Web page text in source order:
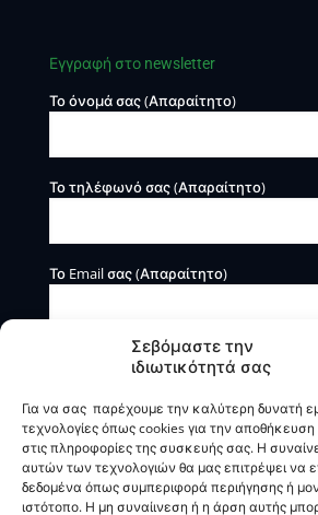
Σεβόμαστε την
ιδιωτικότητά σας
Για να σας παρέχουμε την καλύτερη δυνατή
τεχνολογίες όπως cookies για την
στις πληροφορίες της συσκευής σας. Η
αυτών των τεχνολογιών θα μας επιτρέψει να
δεδομένα όπως συμπεριφορά περιήγησης ή
ιστότοπο. Η μη συναίινεση ή η άρση αυτής
Εγγραφή στο newsletter
Το όνομά σας (Απαραίτητο)
Το τηλέφωνό σας (Απαραίτητο)
Το Email σας (Απαραίτητο)
Η BOXmind παρέχει πληροφοριακές
υπηρεσίες. Δεν προσφέρει υπηρεσίες